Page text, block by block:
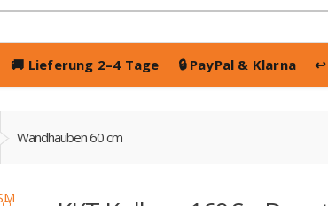
🚚 Lieferung 2–4 Tage 🔒 PayPal & Klarna↩️
Wandhauben 60 cm